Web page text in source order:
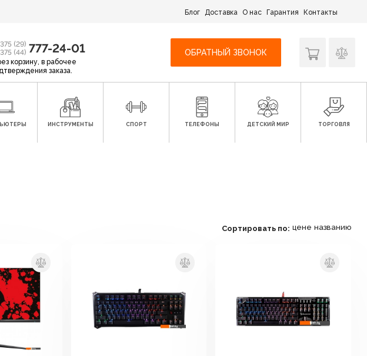
Блог Доставка О нас Гарантия Контакты
(29)
(44) 777-24-01
корзину, в рабочее
заказа.
ОБРАТНЫЙ ЗВОНОК
ИНСТРУМЕНТЫ СПОРТ ТЕЛЕФОНЫ ДЕТСКИЙ МИР ТОРГОВЛЯ
Сортировать по: цене названию